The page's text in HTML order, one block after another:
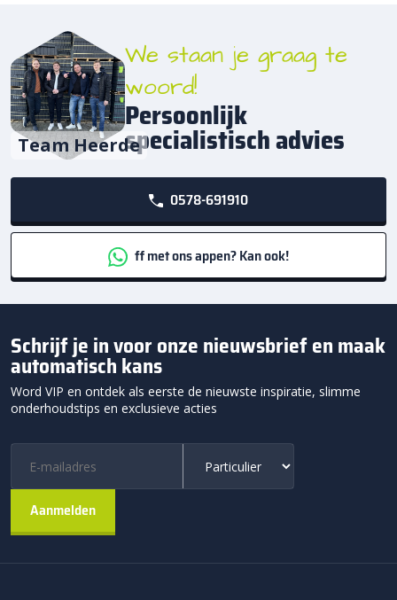
Team Heerde
We staan je graag te
woord!
Persoonlijk
specialistisch advies
0578-691910
ff met ons appen? Kan ook!
Schrijf je in voor onze nieuwsbrief en maak
automatisch kans
Word VIP en ontdek als eerste de nieuwste inspiratie, slimme
onderhoudstips en exclusieve acties